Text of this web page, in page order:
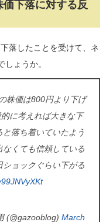
下落に対する反
落したことを受けて、ネ
ょうか。
株価は800円より下げ
に考えれば大きな下
落ち着いていたよう
くても信頼している
ョックぐらい下がる
(@gazooblog) March